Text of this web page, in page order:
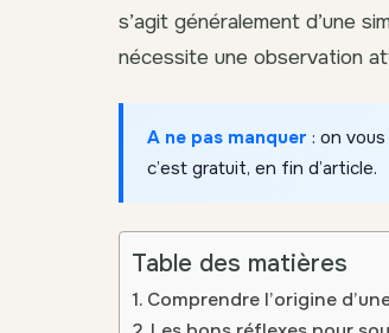
s’agit généralement d’une
nécessite une observation
A ne pas manquer : on
c’est gratuit, en fin d’article.
Table des matières
Comprendre l’origine